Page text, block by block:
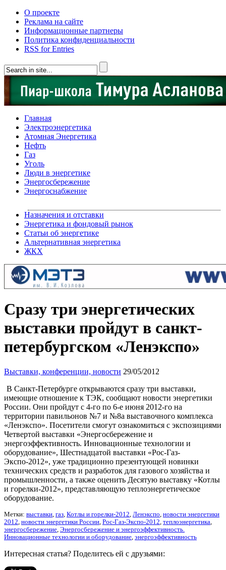
О проекте
Реклама на сайте
Информационные партнеры
Политика конфиденциальности
RSS for Entries
Главная
Электроэнергетика
Атомная Энергетика
Нефть
Газ
Уголь
Люди в энергетике
Энергосбережение
Энергоснабжение
Назначения и отставки
Энергетика и фондовый рынок
Статьи об энергетике
Альтернативная энергетика
ЖКХ
Сразу три энергетических
выставки пройдут в санкт-
петербургском «Ленэкспо»
Выставки, конференции, новости 29/05/2012
В Санкт-Петербурге открываются сразу три выставки,
имеющие отношение к ТЭК, сообщают новости энергетики
России. Они пройдут с 4-го по 6-е июня 2012-го на
территории павильонов №7 и №8а выставочного комплекса
«Ленэкспо». Посетители смогут ознакомиться с экспозициями
Четвертой выставки «Энергосбережение и
энергоэффективность. Инновационные технологии и
оборудование», Шестнадцатой выставки «Рос-Газ-
Экспо-2012», уже традиционно презентующей новинки
технических средств и разработок для газового хозяйства и
промышленности, а также оценить Десятую выставку «Котлы
и горелки-2012», представляющую теплоэнергетическое
оборудование.
Метки: выставки, газ, Котлы и горелки-2012, Ленэкспо, новости энергетики
2012, новости энергетики России, Рос-Газ-Экспо-2012, теплоэнергетика,
энергосбережение, Энергосбережение и энергоэффективность.
Инновационные технологии и оборудование, энергоэффективность
Интересная статья? Поделитесь ей с друзьями: